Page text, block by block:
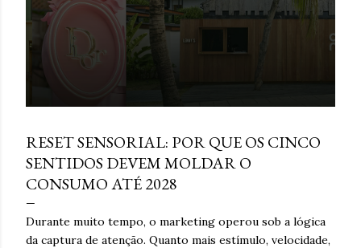
e
n
RESET SENSORIAL: POR QUE OS CINCO
SENTIDOS DEVEM MOLDAR O
CONSUMO ATÉ 2028
Durante muito tempo, o marketing operou sob a lógica
da captura de atenção. Quanto mais estímulo, velocidade,